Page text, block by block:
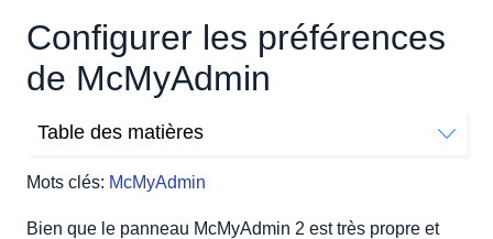
Configurer les préférences
de McMyAdmin
Mots clés: McMyAdmin
Table des matières
Couleur de l'interface
Sélection du thème
Bien que le panneau McMyAdmin 2 est très propre et